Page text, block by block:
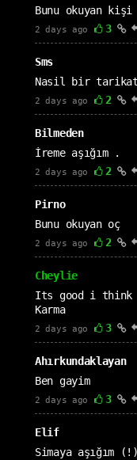
Bunu okuyan kişi
2 days ago 3
Sms
Nasil bir
2 days ago 2
Bilmeden
İreme aşığım .
2 days ago 2
Pirno
Bunu okuyan oç
2 days ago 2
Cheylie
Its good i think
Karma
2 days ago 3
Ahırkundaklayan
Ben gayim
2 days ago 3
Elif
Simaya aşığım (!)